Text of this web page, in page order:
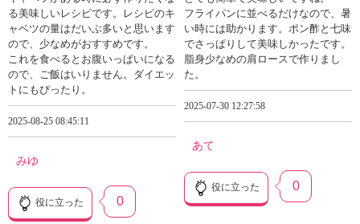
る美味しいレシピです。レシピのキ
ャベツの量はだいぶ多いと思います
ので、少なめがおすすめです。
これを食べるとお腹いっぱいになる
ので、ご飯はいりません。ダイエッ
トにもぴったり。
2025-08-25 08:45:11
みゆ
役に立った 0
フライパンに並べるだけなので、暑
い時には助かります。ポン酢と七味
でさっぱりして美味しかったです。
脂身少なめの肩ロースで作りまし
た。
2025-07-30 12:27:58
あて
役に立った 0